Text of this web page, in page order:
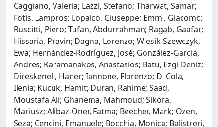
Caggiano, Valeria; Lazzi, Stefano; Tharwat, Samar;
Fotis, Lampros; Lopalco, Giuseppe; Emmi, Giacomo;
Ruscitti, Piero; Tufan, Abdurrahman; Ragab, Gaafar;
Hissaria, Pravin; Dagna, Lorenzo; Wiesik-Szewczyk,
Ewa; Hernández-Rodríguez, José; González-Garcia,
Andres; Karamanakos, Anastasios; Batu, Ezgi Deniz;
Direskeneli, Haner; Iannone, Florenzo; Di Cola,
Ilenia; Kucuk, Hamit; Duran, Rahime; Saad,
Moustafa Ali; Ghanema, Mahmoud; Sikora,
Mariusz; Alibaz-Öner, Fatma; Beecher, Mark; Ozen,
Seza; Cencini, Emanuele; Bocchia, Monica; Balistreri,